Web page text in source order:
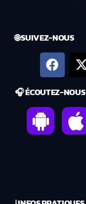
🌐 SUIVEZ-NOUS
🎧 ÉCOUTEZ-NOUS